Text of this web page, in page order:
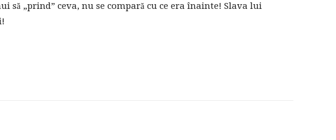
să „prind” ceva, nu se compară cu ce era înainte! Slava lui